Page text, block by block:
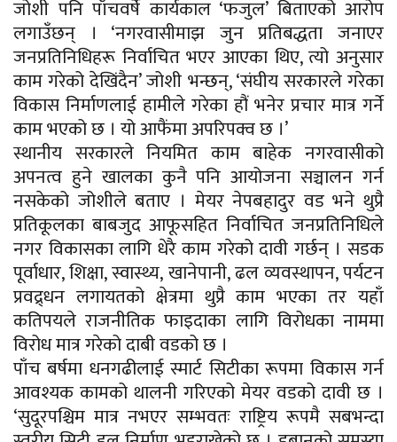
जोशी पनि पाँचवर्षे कार्यकाल ‘फजुल’ बिताएको आरोप
लगाउँछन् । ‘नगरवासीमाझ जुन प्रतिबद्धता जनाएर
जनप्रतिनिधिहरू निर्वाचित भएर आएका थिए, त्यो अनुसार
काम गरेको देखिंदैन’ जोशी भन्छन्, ‘संघीय सरकारले गरेका
विकास निर्माणलाई हामीले गरेका हौं भनेर प्रचार मात्र गर्ने
काम भएको छ । यो आफैंमा अपरिपक्व छ ।’
स्थानीय सरकारले नियमित काम बाहेक नगरवासीको
अपनत्व हुने खालका कुनै पनि आयोजना सञ्चालन गर्न
नसकेको जोशीले बताए । मेयर नेपबहादुर वड भने थुप्रै
प्रतिकूलका बाबजुद आफूसहित निर्वाचित जनप्रतिनिधिले
नगर विकासका लागि धेरै काम गरेको दावी गर्छन् । सडक
पूर्वाधार, शिक्षा, स्वास्थ्य, खानेपानी, ढल व्यवस्थापन, पर्यटन
प्रवद्र्धन लगायतको क्षेत्रमा थुप्रै काम भएका तर यहाँ
कतिपयले राजनीतिक फाइदाका लागि विरोधका नाममा
विरोध मात्र गरेको दाबी वडको छ ।
पाँच बर्षमा धनगढीलाई स्मार्ट सिटीका रूपमा विकास गर्न
आवश्यक कामको थालनी गरिएको मेयर वडको दावी छ ।
‘सुदूरपश्चिम मात्र नभएर सम्भवतः राष्ट्रिय रूपमै सबभन्दा